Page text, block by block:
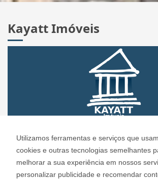
Utilizamos ferramentas e serviços que usam
cookies e outras tecnologias semelhantes
melhorar a sua experiência em nossos
personalizar publicidade e recomendar
Kayatt Imóveis
CRECI: 72.304
Informações de Contato